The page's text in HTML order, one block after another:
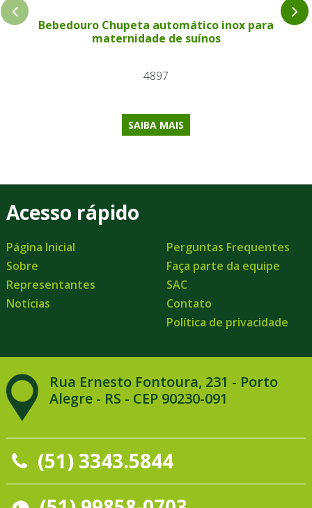
Bebedouro Chupeta automático inox para
maternidade de suínos
4897
SAIBA MAIS
Acesso rápido
Página Inicial
Sobre
Representantes
Notícias
Perguntas Frequentes
Faça parte da equipe
SAC
Contato
Política de privacidade
Rua Ernesto Fontoura, 231 - Porto
Alegre - RS - CEP 90230-091
(51) 3343.5844